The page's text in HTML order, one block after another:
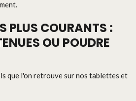
PLUS COURANTS :
OU POUDRE
que l'on retrouve sur nos tablettes et